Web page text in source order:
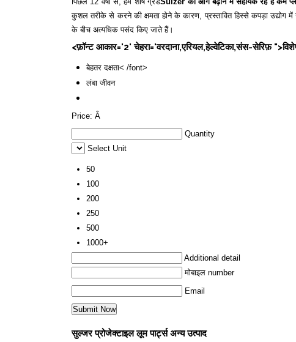
कुशल तरीके से करने की क्षमता होने के कारण, प्रस्तावित हिस्से कपड़ा
के बीच अत्यधिक पसंद किए जाते हैं।
<फ़ॉन्ट आकार='2' चेहरा='वरदाना,एरियल,हेल्वेटिका,संस-सेरिफ़
बेहतर दक्षता< /font>
लंबा जीवन
Price: Â
Quantity
Select Unit
50
100
200
250
500
1000+
Additional detail
मोबाइल number
Email
सुल्जर प्रोजेक्टाइल लूम पार्ट्स अन्य उत्पाद